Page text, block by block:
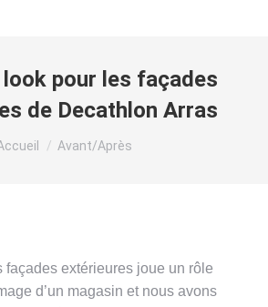
look pour les façades
de Decathlon Arras
Vous êtes ici :
Avant/Après
façades extérieures joue un rôle
d’un magasin et nous avons